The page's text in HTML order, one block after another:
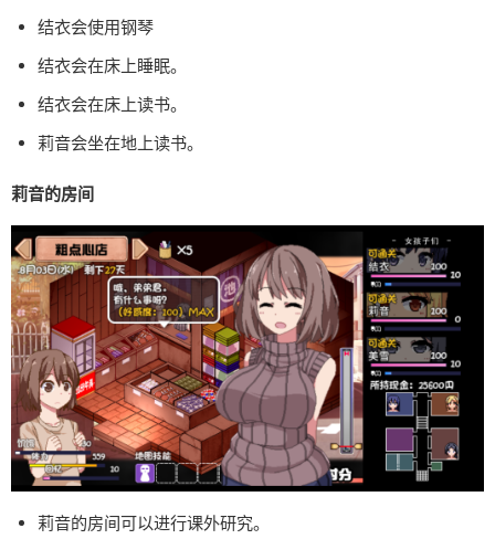
结衣会使用钢琴
结衣会在床上睡眠。
结衣会在床上读书。
莉音会坐在地上读书。
莉音的房间
莉音的房间可以进行课外研究。